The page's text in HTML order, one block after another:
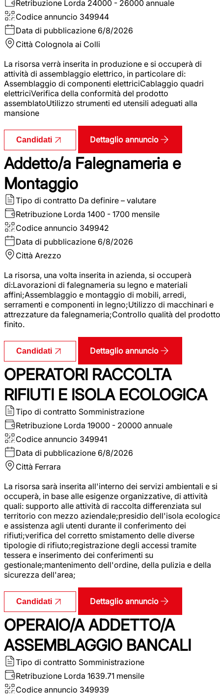
Retribuzione Lorda 24000 - 26000 annuale
Codice annuncio 349944
Data di pubblicazione 6/8/2026
Città Colognola ai Colli
La risorsa verrà inserita in produzione e si occuperà di
attività di assemblaggio elettrico, in particolare di:
Assemblaggio di componenti elettriciCablaggio quadri
elettriciVerifica della conformità del prodotto
assemblatoUtilizzo strumenti ed utensili adeguati alla
mansione
Candidati Dettaglio annuncio
Addetto/a Falegnameria e
Montaggio
Tipo di contratto Da definire – valutare
Retribuzione Lorda 1400 - 1700 mensile
Codice annuncio 349942
Data di pubblicazione 6/8/2026
Città Arezzo
La risorsa, una volta inserita in azienda, si occuperà
di:Lavorazioni di falegnameria su legno e materiali
affini;Assemblaggio e montaggio di mobili, arredi,
serramenti e componenti in legno;Utilizzo di macchinari e
attrezzature da falegnameria;Controllo qualità del prodotto
finito.
Candidati Dettaglio annuncio
OPERATORI RACCOLTA
RIFIUTI E ISOLA ECOLOGICA
Tipo di contratto Somministrazione
Retribuzione Lorda 19000 - 20000 annuale
Codice annuncio 349941
Data di pubblicazione 6/8/2026
Città Ferrara
La risorsa sarà inserita all'interno dei servizi ambientali e si
occuperà, in base alle esigenze organizzative, di attività
quali: supporto alle attività di raccolta differenziata sul
territorio con mezzo aziendale;presidio dell'isola
e assistenza agli utenti durante il conferimento dei
rifiuti;verifica del corretto smistamento delle diverse
tipologie di rifiuto;registrazione degli accessi tramite
tessera e inserimento dei conferimenti su
gestionale;mantenimento dell'ordine, della pulizia e della
sicurezza dell'area;
Candidati Dettaglio annuncio
OPERAIO/A ADDETTO/A
ASSEMBLAGGIO BANCALI
Tipo di contratto Somministrazione
Retribuzione Lorda 1639.71 mensile
Codice annuncio 349939